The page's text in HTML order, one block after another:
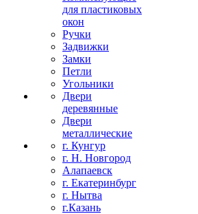
для пластиковых
окон
Ручки
Задвижки
Замки
Петли
Угольники
Двери
деревянные
Двери
металлические
г. Кунгур
г. Н. Новгород
Алапаевск
г. Екатеринбург
г. Нытва
г.Казань